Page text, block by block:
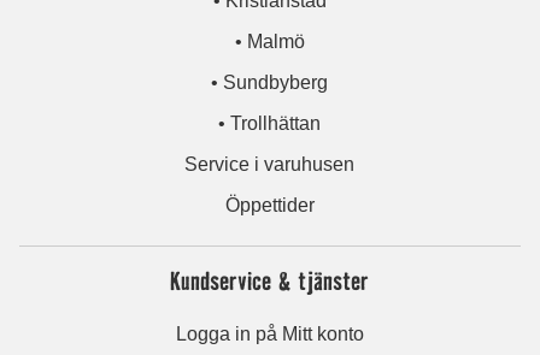
• Malmö
• Sundbyberg
• Trollhättan
Service i varuhusen
Öppettider
Kundservice & tjänster
Logga in på Mitt konto